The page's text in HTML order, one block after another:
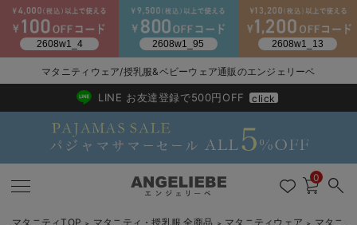
マタニティウェア/授乳服&ベビーウェア通販のエンジェリーベ
2026/NewArrival
送料495円(一部地域を除く) 7,700円以上で送料無料
LINE お友達登録で500円OFF click
0
マタニティTOP マタニティ・授乳服 全商品 マタニティウェア マタニテ